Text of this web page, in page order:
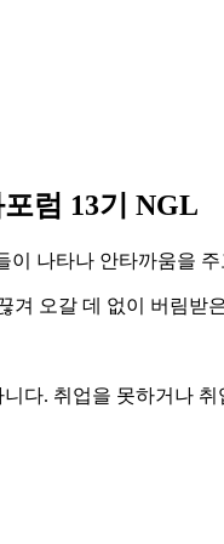
럼 13기 NGL
이 나타나 안타까움을
오갈 데 없이 버림
다. 취업을 못하거나